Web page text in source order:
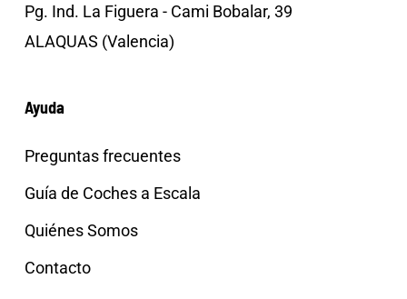
Pg. Ind. La Figuera - Cami Bobalar, 39
ALAQUAS (Valencia)
Ayuda
Preguntas frecuentes
Guía de Coches a Escala
Quiénes Somos
Contacto